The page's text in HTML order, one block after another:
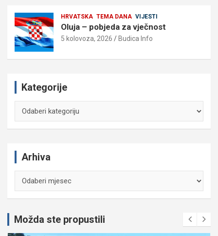
HRVATSKA TEMA DANA VIJESTI
Oluja – pobjeda za vječnost
5 kolovoza, 2026 Budica Info
Kategorije
Arhiva
Možda ste propustili